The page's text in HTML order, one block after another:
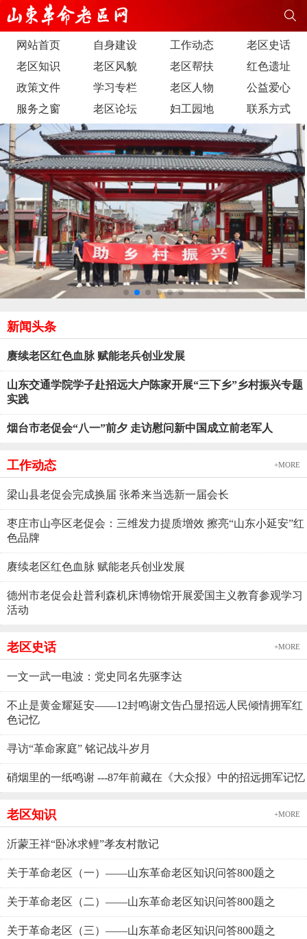
网站首页 自身建设 工作动态
老区史话
老区知识
老区风貌 老区帮扶
红色遗址
政策文件
学习专栏 老区人物
公益爱心
服务之窗
老区论坛 妇工园地 联系方式
新闻头条
赓续老区红色血脉 赋能老兵创业发展
山东交通学院学子赴招远大户陈家开展“三下乡”乡村振兴专题
实践
烟台市老促会“八一”前夕 走访慰问新中国成立前老军人
工作动态 +MORE
梁山县老促会完成换届 张希来当选新一届会长
枣庄市山亭区老促会：三维发力提质增效 擦亮“山东小延安”红
色品牌
赓续老区红色血脉 赋能老兵创业发展
德州市老促会赴普利森机床博物馆开展爱国主义教育参观学习
活动
老区史话 +MORE
一文一武一电波：党史同名先驱李达
不止是黄金耀延安——12封鸣谢文告凸显招远人民倾情拥军红
色记忆
寻访“革命家庭” 铭记战斗岁月
硝烟里的一纸鸣谢 ---87年前藏在《大众报》中的招远拥军记忆
老区知识 +MORE
沂蒙王祥“卧冰求鲤”孝友村散记
关于革命老区（一）——山东革命老区知识问答800题之
关于革命老区（二）——山东革命老区知识问答800题之
关于革命老区（三）——山东革命老区知识问答800题之